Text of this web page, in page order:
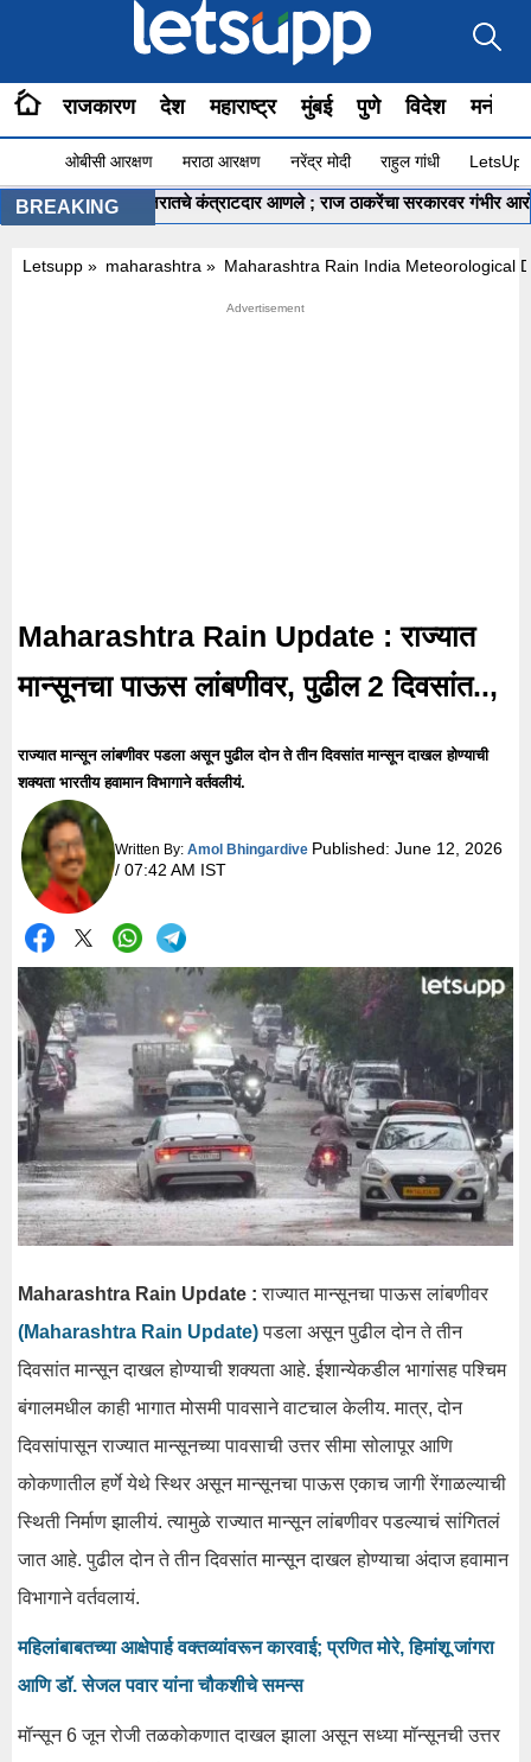
राजकारण देश महाराष्ट्र मुंबई पुणे विदेश
ओबीसी आरक्षण मराठा आरक्षण नरेंद्र मोदी राहुल गांधी
BREAKING
कुंभमेळ्यासाठी गुजरातचे कंत्राटदार आणले ; राज ठाकरेंचा सरकारवर गंभीर आरोप
Letsupp » maharashtra » Maharashtra Rain India Meteorological
Maharashtra Rain Update : राज्यात
मान्सूनचा पाऊस लांबणीवर, पुढील 2 दिवसांत..,
राज्यात मान्सून लांबणीवर पडला असून पुढील दोन ते तीन दिवसांत मान्सून दाखल होण्याची
शक्यता भारतीय हवामान विभागाने वर्तवलीयं.
Written By:Amol Bhingardive Published:June 12, 2026
/ 07:42 AM IST
Maharashtra Rain Update : राज्यात मान्सूनचा पाऊस लांबणीवर
(Maharashtra Rain Update)पडला असून पुढील दोन ते तीन
दिवसांत मान्सून दाखल होण्याची शक्यता आहे. ईशान्येकडील भागांसह पश्चिम
बंगालमधील काही भागात मोसमी पावसाने वाटचाल केलीय. मात्र, दोन
दिवसांपासून राज्यात मान्सूनच्या पावसाची उत्तर सीमा सोलापूर आणि
कोकणातील हर्णे येथे स्थिर असून मान्सूनचा पाऊस एकाच जागी रेंगाळल्याची
स्थिती निर्माण झालीयं. त्यामुळे राज्यात मान्सून लांबणीवर पडल्याचं सांगितलं
जात आहे. पुढील दोन ते तीन दिवसांत मान्सून दाखल होण्याचा अंदाज हवामान
विभागाने वर्तवलायं.
महिलांबाबतच्या आक्षेपार्ह वक्तव्यांवरून कारवाई; प्रणित मोरे, हिमांशू जांगरा
आणि डॉ. सेजल पवार यांना चौकशीचे समन्स
मॉन्सून 6 जून रोजी तळकोकणात दाखल झाला असून सध्या मॉन्सूनची उत्तर